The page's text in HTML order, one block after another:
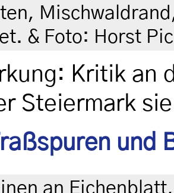
& Foto: Horst
Kritik an
Steiermark
und
an